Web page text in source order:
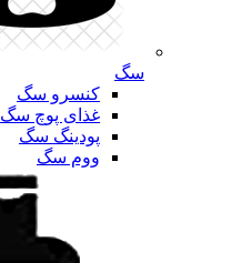
سگ
کنسرو سگ
غذای پوچ سگ
پودینگ سگ
ووم سگ